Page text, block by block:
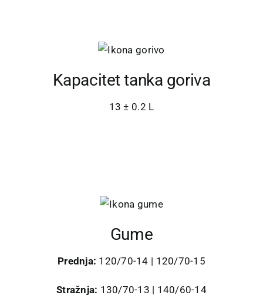
Kapacitet tanka goriva
13 ± 0.2 L
Gume
Prednja: 120/70-14 | 120/70-15
Stražnja: 130/70-13 | 140/60-14